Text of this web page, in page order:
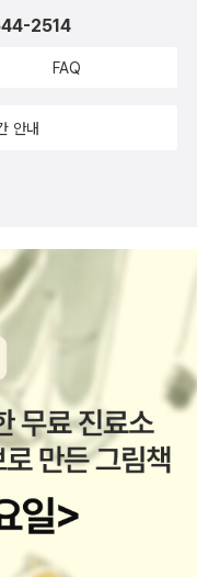
나고 어울려서 마을을
을이듯, 다 다른 삶을 담
인지 알아보는 겉모습인
게 고운 새입니다. 노랫
래를 하나로 묶더라도
마귀입니다. 다 다른 새를
이라고 느끼듯, 다 다른
알아보면서 읽고 새기기
봄과 늦가을이 달라요.
때는 한철을 마무리하면
을 덮고서 저녁부터 읽을
. 작은씨 한 톨을 손에 놓
드 소쉬르/최승언 옮김,
서《시의 숲에서 삶을
2514
FAQ
안내